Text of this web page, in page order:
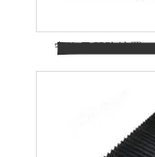
宁海风琴防护罩